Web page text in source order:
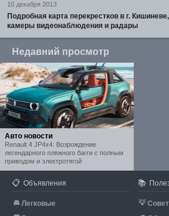
10 декабря 2013
Подробная карта перекрестков в г.
камеры видеонаблюдения и радары
Недавний просмотр
Авто новости
Renault 4 JP4x4: Возрождение
легендарного пляжного багги с полным
приводом и электротягой
📋 Объявления
🚘 Легковые
📚
💡